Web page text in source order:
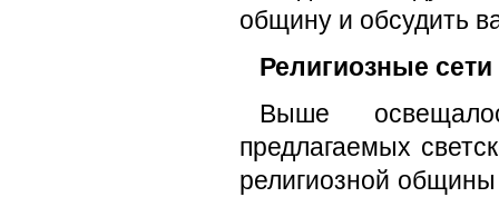
общину и обсудить
Религиозные сети
Выше
предлагаемых
религиозной